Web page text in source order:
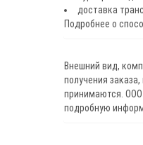
доставка
Подробнее о
Внешний вид,
получения
принимаются. ООО
подробную